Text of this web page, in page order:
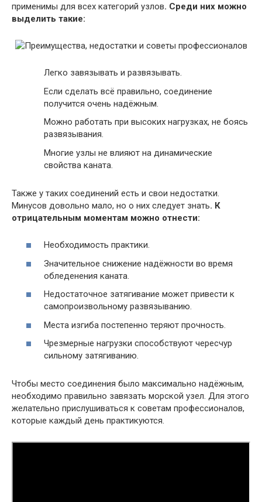
применимы для всех категорий узлов. Среди них можно
выделить такие:
Легко завязывать и развязывать.
Если сделать всё правильно, соединение
получится очень надёжным.
Можно работать при высоких нагрузках, не боясь
развязывания.
Многие узлы не влияют на динамические
свойства каната.
Также у таких соединений есть и свои недостатки.
Минусов довольно мало, но о них следует знать. К
отрицательным моментам можно отнести:
Необходимость практики.
Значительное снижение надёжности во время
обледенения каната.
Недостаточное затягивание может привести к
самопроизвольному развязыванию.
Места изгиба постепенно теряют прочность.
Чрезмерные нагрузки способствуют чересчур
сильному затягиванию.
Чтобы место соединения было максимально надёжным,
необходимо правильно завязать морской узел. Для этого
желательно прислушиваться к советам профессионалов,
которые каждый день практикуются.